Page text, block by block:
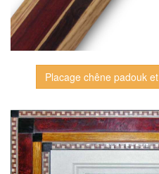
Placage chêne padouk